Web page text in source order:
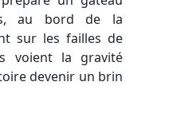
au bord de la
sur les failles de
voient la gravité
devenir un brin